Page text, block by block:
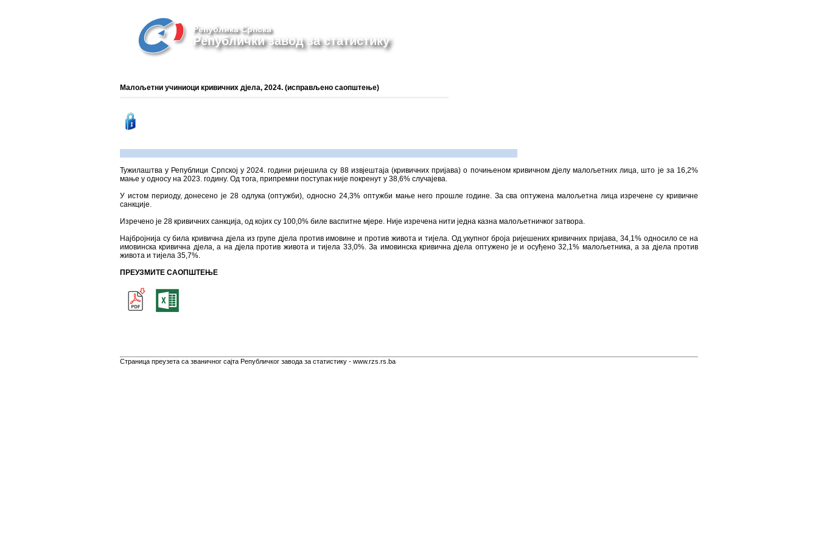
Република Српска
Републички завод за статистику
Малољетни учиниоци кривичних дјела, 2024. (исправљено саопштење)
Тужилаштва у Републици Српској у 2024. години ријешила су 88 извјештаја (кривичних пријава) о почињеном кривичном дјелу малољетних лица, што је за 16,2%
мање у односу на 2023. годину. Од тога, припремни поступак није покренут у 38,6% случајева.
У истом периоду, донесенo je 28 одлукa (оптужби), односно 24,3% оптужби мање него прошле године. За сва оптужена малољетна лица изречене су кривичне
санкције.
Изречено је 28 кривичних санкција, од којих су 100,0% биле васпитне мјере. Није изречена нити једна казна малољетничког затвора.
Најбројнија су била кривична дјела из групе дјела против имовине и против живота и тијела. Од укупног броја ријешених кривичних пријава, 34,1% односило се на
имовинска кривична дјела, а на дјела против живота и тијела 33,0%. За имовинска кривична дјела оптужено је и осуђено 32,1% малољетника, а за дјела против
живота и тијела 35,7%.
ПРЕУЗМИТЕ САОПШТЕЊЕ
Страница преузета са званичног сајта Републичког завода за статистику - www.rzs.rs.ba